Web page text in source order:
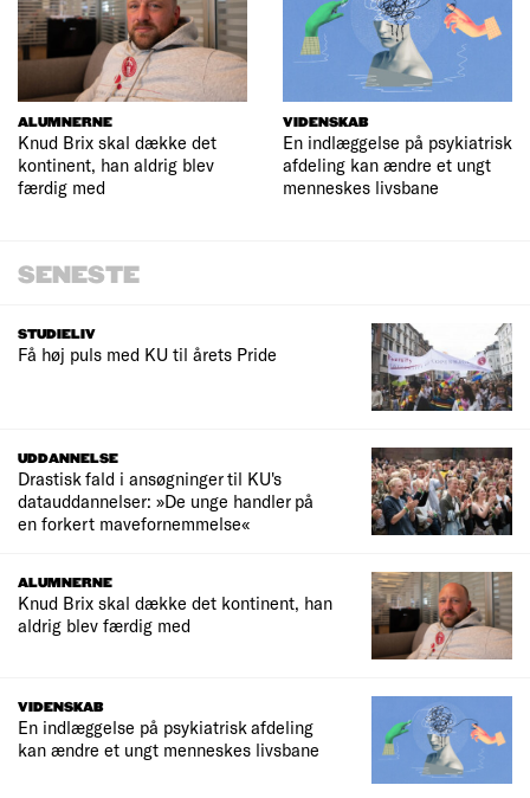
ALUMNERNE
Knud Brix skal dække det
kontinent, han aldrig blev
færdig med
VIDENSKAB
En indlæggelse på psykiatrisk
afdeling kan ændre et ungt
menneskes livsbane
SENESTE
STUDIELIV
Få høj puls med KU til årets Pride
UDDANNELSE
Drastisk fald i ansøgninger til KU's
datauddannelser: »De unge handler på
en forkert mavefornemmelse«
ALUMNERNE
Knud Brix skal dække det kontinent, han
aldrig blev færdig med
VIDENSKAB
En indlæggelse på psykiatrisk afdeling
kan ændre et ungt menneskes livsbane